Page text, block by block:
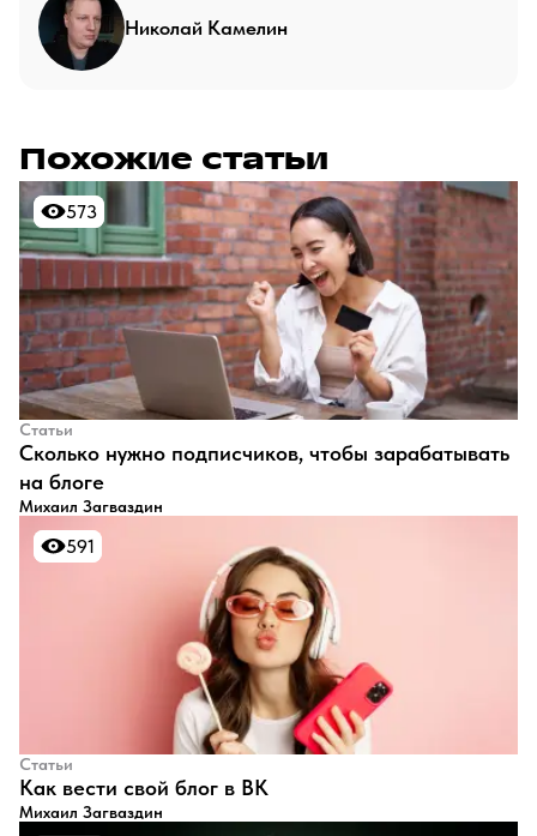
Николай Камелин
Похожие статьи
573
573
Статьи
​Сколько нужно подписчиков, чтобы зарабатывать
на блоге
Михаил Загваздин
591
591
Статьи
​Как вести свой блог в ВК
Михаил Загваздин